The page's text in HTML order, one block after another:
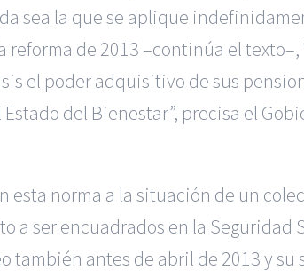
sea la que se aplique
reforma de 2013 –continúa el texto–,
el poder adquisitivo de sus
del Bienestar”, precisa el
esta norma a la situación de un
a ser encuadrados en la Seguridad
antes de abril de 2013 y su